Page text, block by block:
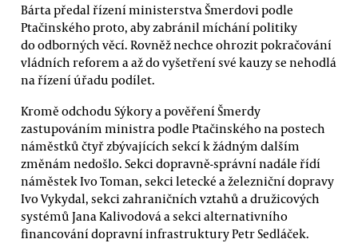
Bárta předal řízení ministerstva Šmerdovi podle
Ptačinského proto, aby zabránil míchání politiky
do odborných věcí. Rovněž nechce ohrozit pokračování
vládních reforem a až do vyšetření své kauzy se nehodlá
na řízení úřadu podílet.
Kromě odchodu Sýkory a pověření Šmerdy
zastupováním ministra podle Ptačinského na postech
náměstků čtyř zbývajících sekcí k žádným dalším
změnám nedošlo. Sekci dopravně-správní nadále řídí
náměstek Ivo Toman, sekci letecké a železniční dopravy
Ivo Vykydal, sekci zahraničních vztahů a družicových
systémů Jana Kalivodová a sekci alternativního
financování dopravní infrastruktury Petr Sedláček.